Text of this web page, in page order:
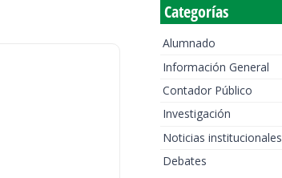
Categorías
Alumnado
Información General
Contador Público
Investigación
Noticias institucionales
Debates